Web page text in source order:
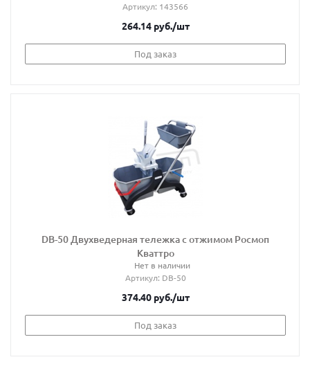
Артикул: 143566
264.14руб./шт
Под заказ
DB-50 Двухведерная тележка с отжимом Росмоп
Кваттро
Нет в наличии
Артикул: DB-50
374.40руб./шт
Под заказ